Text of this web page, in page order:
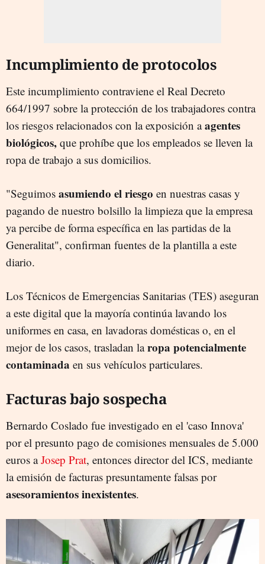
Incumplimiento de protocolos
Este incumplimiento contraviene el Real Decreto
664/1997 sobre la protección de los trabajadores contra
los riesgos relacionados con la exposición aagentes
biológicos, que prohíbe que los empleados se lleven la
ropa de trabajo a sus domicilios.
"Seguimos asumiendo el riesgo en nuestras casas y
pagando de nuestro bolsillo la limpieza que la empresa
ya percibe de forma específica en las partidas de la
Generalitat", confirman fuentes de la plantilla a este
diario.
Los Técnicos de Emergencias Sanitarias (TES) aseguran
a este digital que la mayoría continúa lavando los
uniformes en casa, en lavadoras domésticas o, en el
mejor de los casos, trasladan laropa potencialmente
contaminada en sus vehículos particulares.
Facturas bajo sospecha
Bernardo Coslado fue investigado en el 'caso Innova'
por el presunto pago de comisiones mensuales de 5.000
euros aJosep Prat, entonces director del ICS, mediante
la emisión de facturas presuntamente falsas por
asesoramientos inexistentes.